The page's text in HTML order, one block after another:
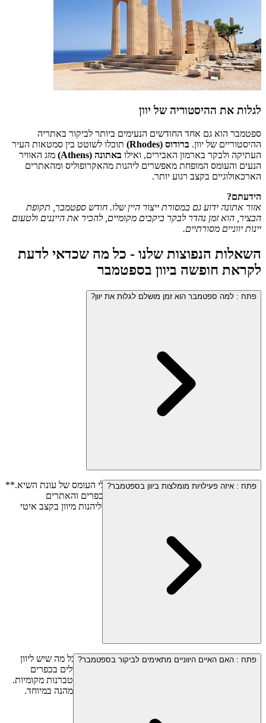
לגלות את ההיסטוריה של יוון
ספטמבר הוא גם אחד החודשים הנעימים ביותר לביקור באתריה
ההיסטוריים של יוון. ברודוס (Rhodes)
תוכלו לשוטט בין סמטאות העיר
העתיקה ולבקר בארמון האבירים, ואילו באתונה (Athens)
מזג האוויר
הנעים והעומס המופחת מאפשרים ליהנות מהאקרופוליס ומהאתרים
הארכאולוגיים בקצב רגוע יותר.
הידעתם?
אזור אתונה ידוע גם במסורת ייצור היין שלו. חודש ספטמבר, תקופת
הבציר, הוא זמן נהדר לבקר ביקבים מקומיים, להכיר את הייננים ולטעום
יינות יווניים מסורתיים.
השאלות הנפוצות שלנו - כל מה שכדאי לדעת
לקראת חופשה ביוון בספטמבר
פתח : למה ספטמבר הוא זמן מושלם לגלות את יוון?
ספטמבר משלב את כל היתרונות של הקיץ, בלי העומס של עונת השיא.**
מזג האוויר נעים, הים עדיין חמים, והחופים, הכפרים והאתרים
ההיסטוריים רגועים יותר**. זו תקופה נהדרת ליהנות מיוון בקצב איטי
פתח : איזה פעילויות מומלצות ביוון בספטמבר?
ספטמבר הוא אחד החודשים הטובים ביותר ליהנות מכל מה שיש ליוון
להציע. תוכלו לשלב בין ביקור באתרים היסטוריים, טיולים בכפרים
ציוריים, שיט בין האיים, שחייה בים החמים וארוחות בטברנות מקומיות.
מזג האוויר הנעים והאווירה הרגועה הופכים כל חוויה למהנה במיוחד.
פתח : האם האיים היווניים מתאימים לביקור בספטמבר?